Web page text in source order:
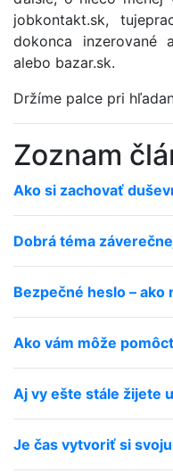
jobkontakt.sk,
dokonca inzerované
alebo bazar.sk.
Držíme palce pri
Zoznam
Ako si zachovať
Dobrá téma
Bezpečné heslo – ako
Ako vám môže
Aj vy ešte stále žijete
Je čas vytvoriť si